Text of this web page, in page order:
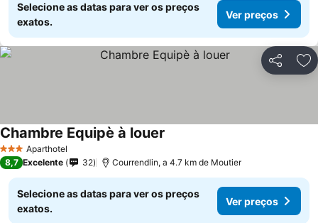
Selecione as datas para ver os preços
exatos.
Ver preços
Partilhar
3 EstrelasAparthotel
Chambre Equipè à louer
8,7 Excelente 32 Courrendlin, a 4.7 km de Moutier
Selecione as datas para ver os preços
exatos.
Ver preços